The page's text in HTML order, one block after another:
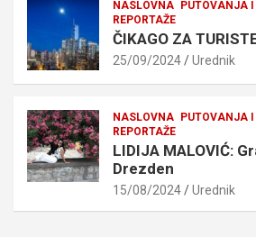
NASLOVNA PUTOVANJA
REPORTAŽE
ČIKAGO ZA
25/09/2024 Urednik
NASLOVNA PUTOVANJA
REPORTAŽE
LIDIJA MALOVIĆ:
Drezden
15/08/2024 Urednik